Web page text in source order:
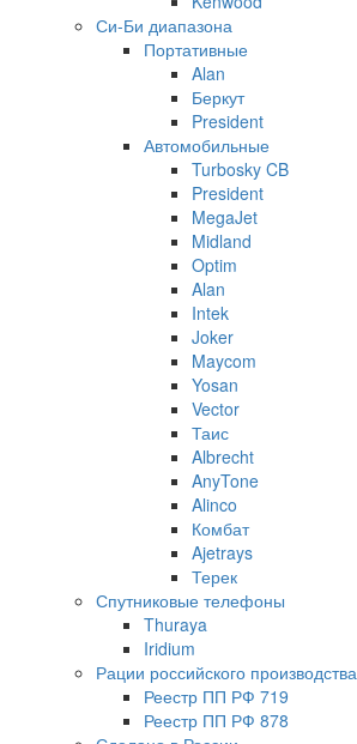
Си-Би диапазона
Портативные
Alan
Беркут
President
Автомобильные
Turbosky CB
President
MegaJet
Midland
Optim
Alan
Intek
Joker
Maycom
Yosan
Vector
Таис
Albrecht
AnyTone
Alinco
Комбат
Ajetrays
Терек
Спутниковые телефоны
Thuraya
Iridium
Рации российского производства
Реестр ПП РФ 719
Реестр ПП РФ 878